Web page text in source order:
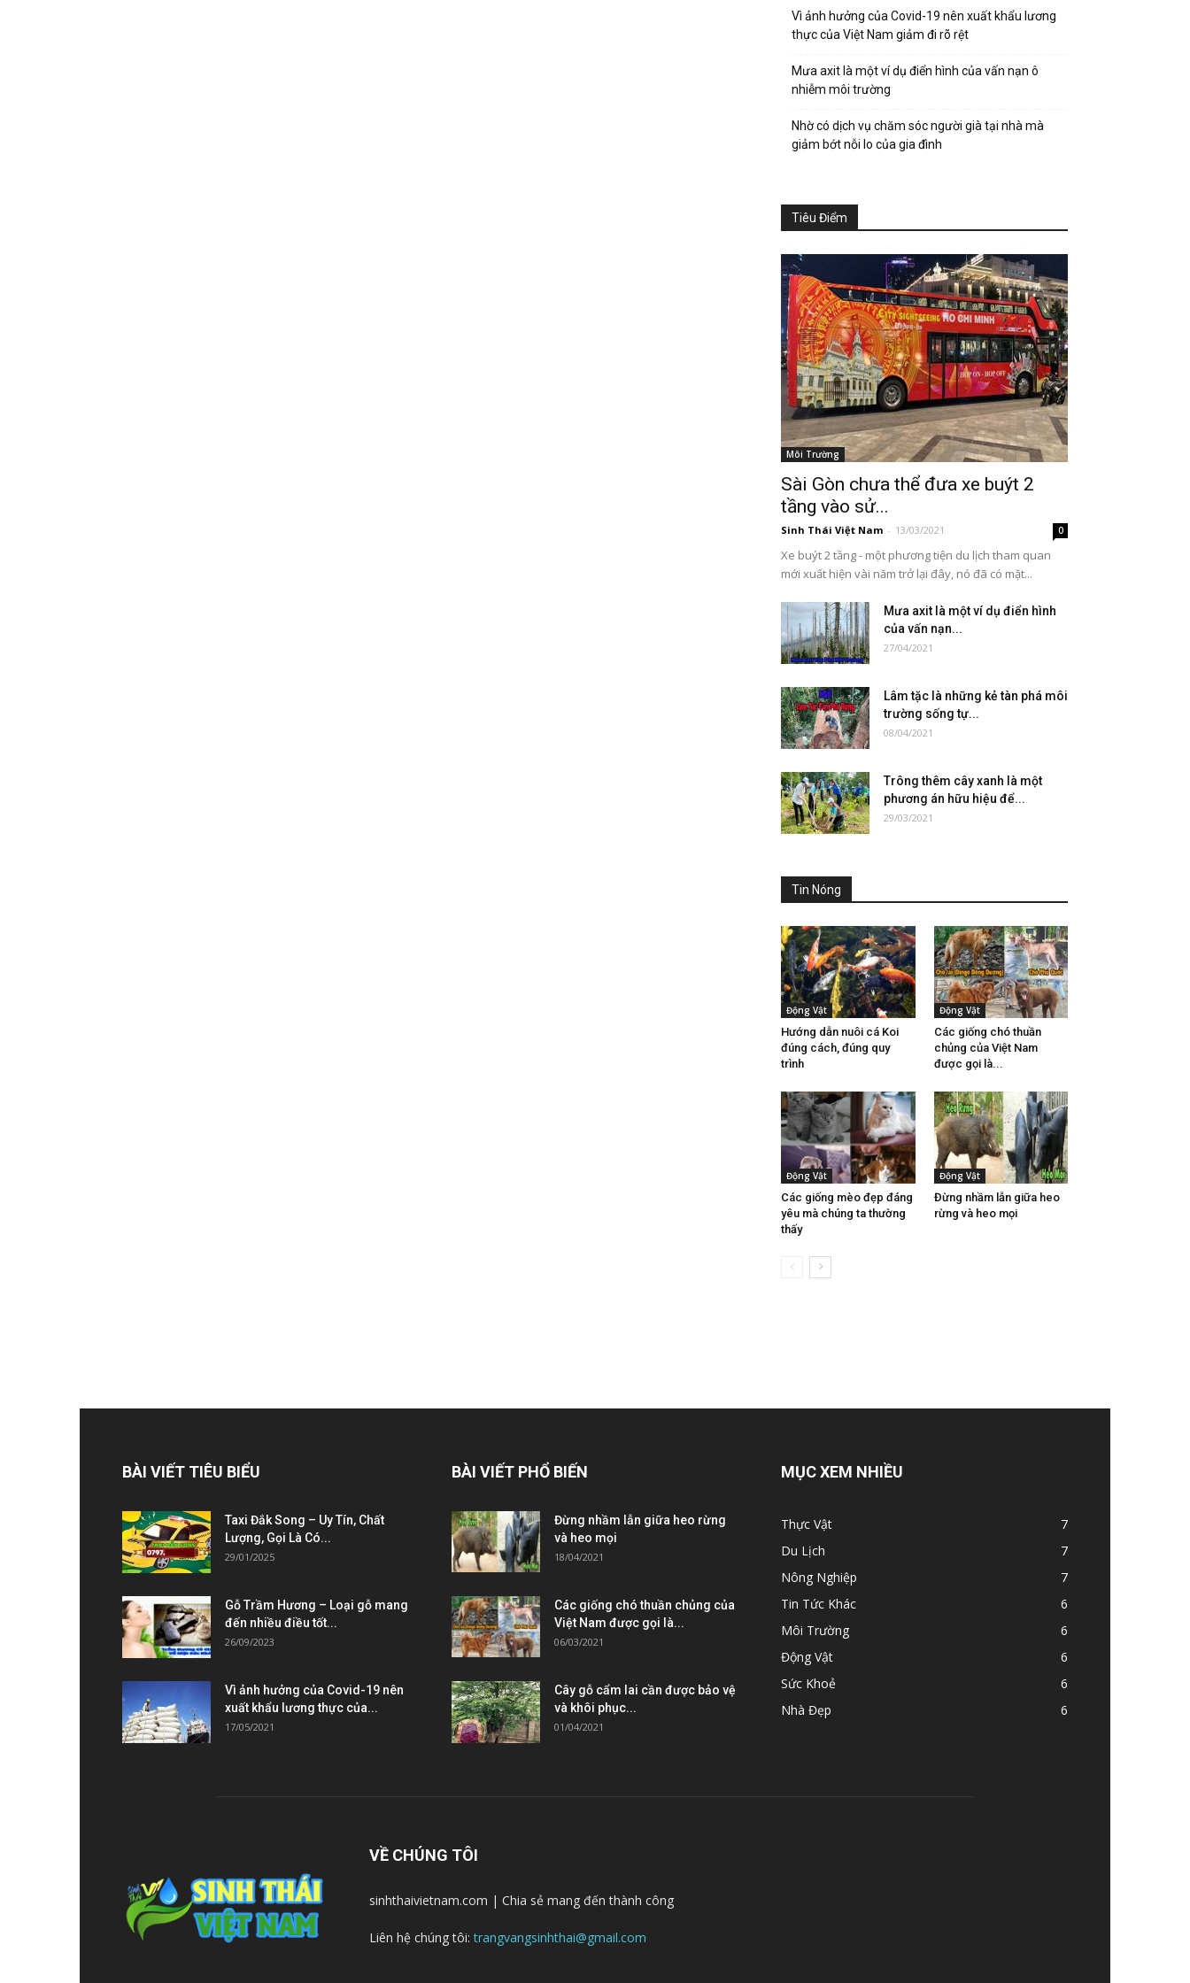
Vì ảnh hưởng của Covid-19 nên xuất khẩu lương
thực của Việt Nam giảm đi rõ rệt
Mưa axit là một ví dụ điển hình của vấn nạn ô
nhiễm môi trường
Nhờ có dịch vụ chăm sóc người già tại nhà mà
giảm bớt nỗi lo của gia đình
Tiêu Điểm
Môi Trường
Sài Gòn chưa thể đưa xe buýt 2
tầng vào sử...
Sinh Thái Việt Nam - 13/03/2021 0
Xe buýt 2 tầng - một phương tiện du lịch tham quan
mới xuất hiện vài năm trở lại đây, nó đã có mặt...
Mưa axit là một ví dụ điển hình
của vấn nạn...
27/04/2021
Lâm tặc là những kẻ tàn phá môi
trường sống tự...
08/04/2021
Trông thêm cây xanh là một
phương án hữu hiệu để...
29/03/2021
Tin Nóng
Động Vật
Hướng dẫn nuôi cá Koi
đúng cách, đúng quy
trình
Động Vật
Các giống chó thuần
chủng của Việt Nam
được gọi là...
Động Vật
Các giống mèo đẹp đáng
yêu mà chúng ta thường
thấy
Động Vật
Đừng nhầm lẫn giữa heo
rừng và heo mọi
BÀI VIẾT TIÊU BIỂU
Taxi Đắk Song – Uy Tín, Chất
Lượng, Gọi Là Có...
29/01/2025
Gỗ Trầm Hương – Loại gỗ mang
đến nhiều điều tốt...
26/09/2023
Vì ảnh hưởng của Covid-19 nên
xuất khẩu lương thực của...
17/05/2021
BÀI VIẾT PHỔ BIẾN
Đừng nhầm lẫn giữa heo rừng
và heo mọi
18/04/2021
Các giống chó thuần chủng của
Việt Nam được gọi là...
06/03/2021
Cây gỗ cẩm lai cần được bảo vệ
và khôi phục...
01/04/2021
MỤC XEM NHIỀU
Thực Vật
7
Du Lịch
7
Nông Nghiệp
7
Tin Tức Khác
6
Môi Trường
6
Động Vật
6
Sức Khoẻ
6
Nhà Đẹp
6
VỀ CHÚNG TÔI
sinhthaivietnam.com | Chia sẻ mang đến thành công
Liên hệ chúng tôi:trangvangsinhthai@gmail.com